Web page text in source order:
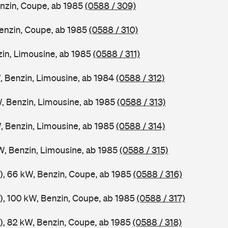
Coupe, ab 1985(0588 / 309)
Coupe, ab 1985(0588 / 310)
Limousine, ab 1985(0588 / 311)
Benzin, Limousine, ab 1984(0588 / 312)
Benzin, Limousine, ab 1985(0588 / 313)
Benzin, Limousine, ab 1985(0588 / 314)
Benzin, Limousine, ab 1985(0588 / 315)
66 kW, Benzin, Coupe, ab 1985(0588 / 316)
100 kW, Benzin, Coupe, ab 1985(0588 / 317)
82 kW, Benzin, Coupe, ab 1985(0588 / 318)